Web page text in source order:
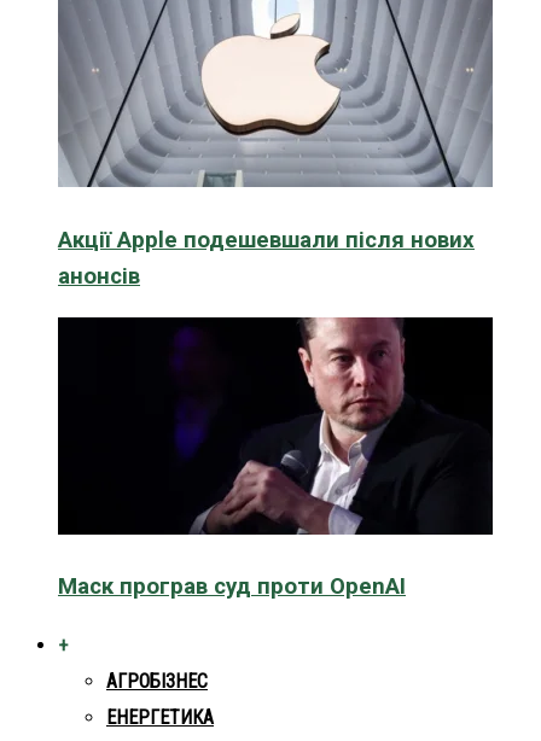
Акції Apple подешевшали після нових
анонсів
Маск програв суд проти OpenAI
+
АГРОБІЗНЕС
ЕНЕРГЕТИКА